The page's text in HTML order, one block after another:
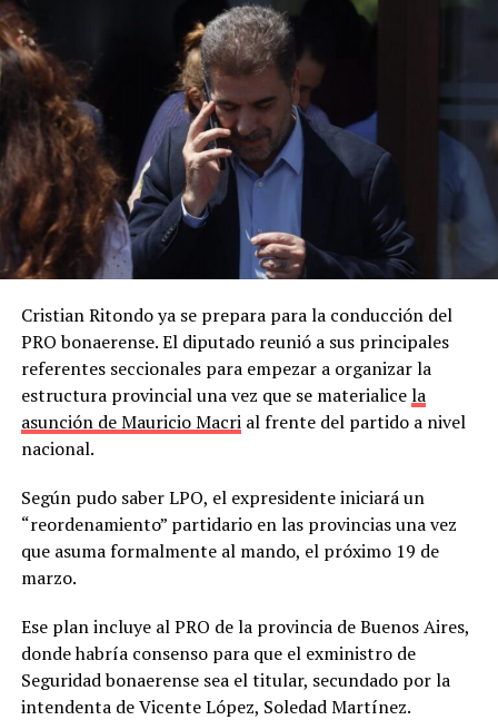
Cristian Ritondo ya se prepara para la conducción del
PRO bonaerense. El diputado reunió a sus principales
referentes seccionales para empezar a organizar la
estructura provincial una vez que se materialicela
asunción de Mauricio Macrial frente del partido a nivel
nacional.
Según pudo saber LPO, el expresidente iniciará un
“reordenamiento” partidario en las provincias una vez
que asuma formalmente al mando, el próximo 19 de
marzo.
Ese plan incluye al PRO de la provincia de Buenos Aires,
donde habría consenso para que el exministro de
Seguridad bonaerense sea el titular, secundado por la
intendenta de Vicente López, Soledad Martínez.